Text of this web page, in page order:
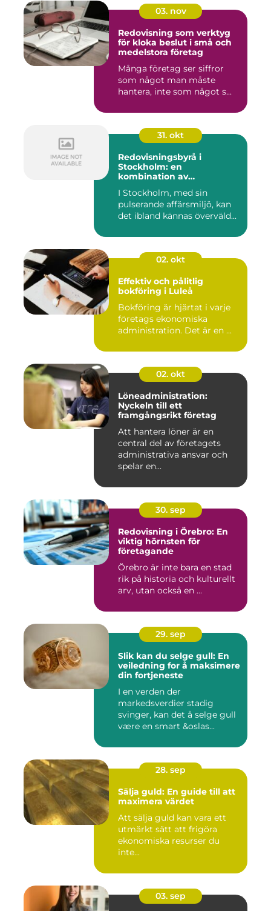
03. nov
Redovisning som verktyg
för kloka beslut i små och
medelstora företag
Många företag ser siffror
som något man måste
hantera, inte som något s...
31. okt
Redovisningsbyrå i
Stockholm: en
kombination av
personlig service
I Stockholm, med sin
pulserande affärsmiljö, kan
det ibland kännas överväld...
02. okt
Effektiv och pålitlig
bokföring i Luleå
Bokföring är hjärtat i varje
företags ekonomiska
administration. Det är en ...
02. okt
Löneadministration:
Nyckeln till ett
framgångsrikt företag
Att hantera löner är en
central del av företagets
administrativa ansvar och
spelar en...
30. sep
Redovisning i Örebro: En
viktig hörnsten för
företagande
Örebro är inte bara en stad
rik på historia och kulturellt
arv, utan också en ...
29. sep
Slik kan du selge gull: En
veiledning for å maksimere
din fortjeneste
I en verden der
markedsverdier stadig
svinger, kan det å selge gull
være en smart &oslas...
28. sep
Sälja guld: En guide till att
maximera värdet
Att sälja guld kan vara ett
utmärkt sätt att frigöra
ekonomiska resurser du
inte...
03. sep